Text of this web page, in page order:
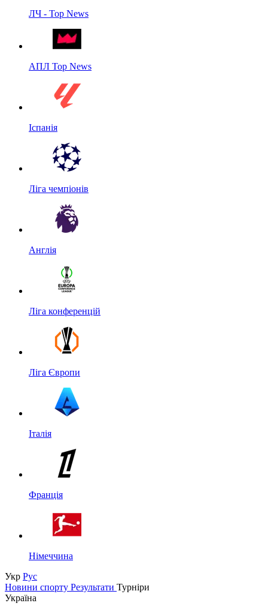
ЛЧ - Top News
АПЛ Top News
Іспанія
Ліга чемпіонів
Англія
Ліга конференцій
Ліга Європи
Італія
Франція
Німеччина
Укр Рус
Новини спорту Результати Турніри
Україна